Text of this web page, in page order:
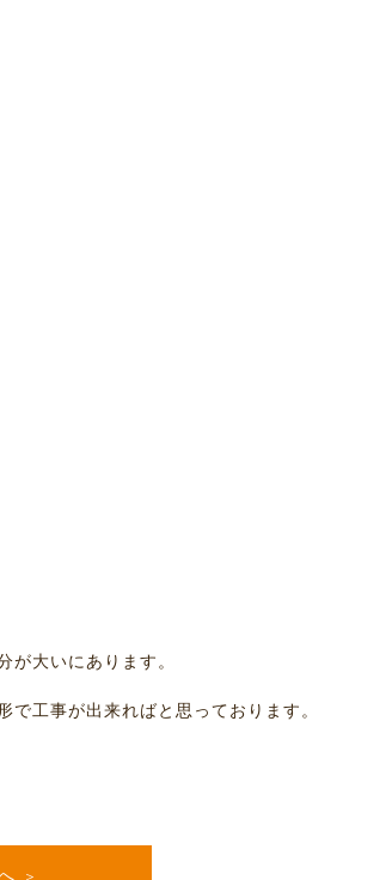
が大いにあります。
工事が出来ればと思っております。